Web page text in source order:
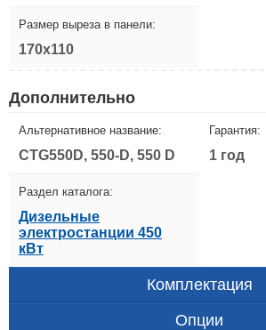
Размер выреза в панели:
170x110
Дополнительно
Альтернативное название:
CTG550D, 550-D, 550 D
Гарантия:
1 год
Раздел каталога:
Дизельные
электростанции 450
кВт
Комплектация
Опции